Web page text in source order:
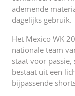
ademende
dagelijks gebruik.
Het Mexico WK
nationale team
staat voor
bestaat uit een
bijpassende